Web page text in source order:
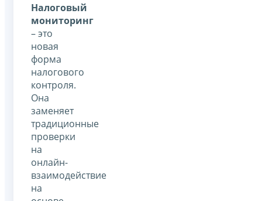
Налоговый
мониторинг
– это
новая
форма
налогового
контроля.
Она
заменяет
традиционные
проверки
на
онлайн-
взаимодействие
на